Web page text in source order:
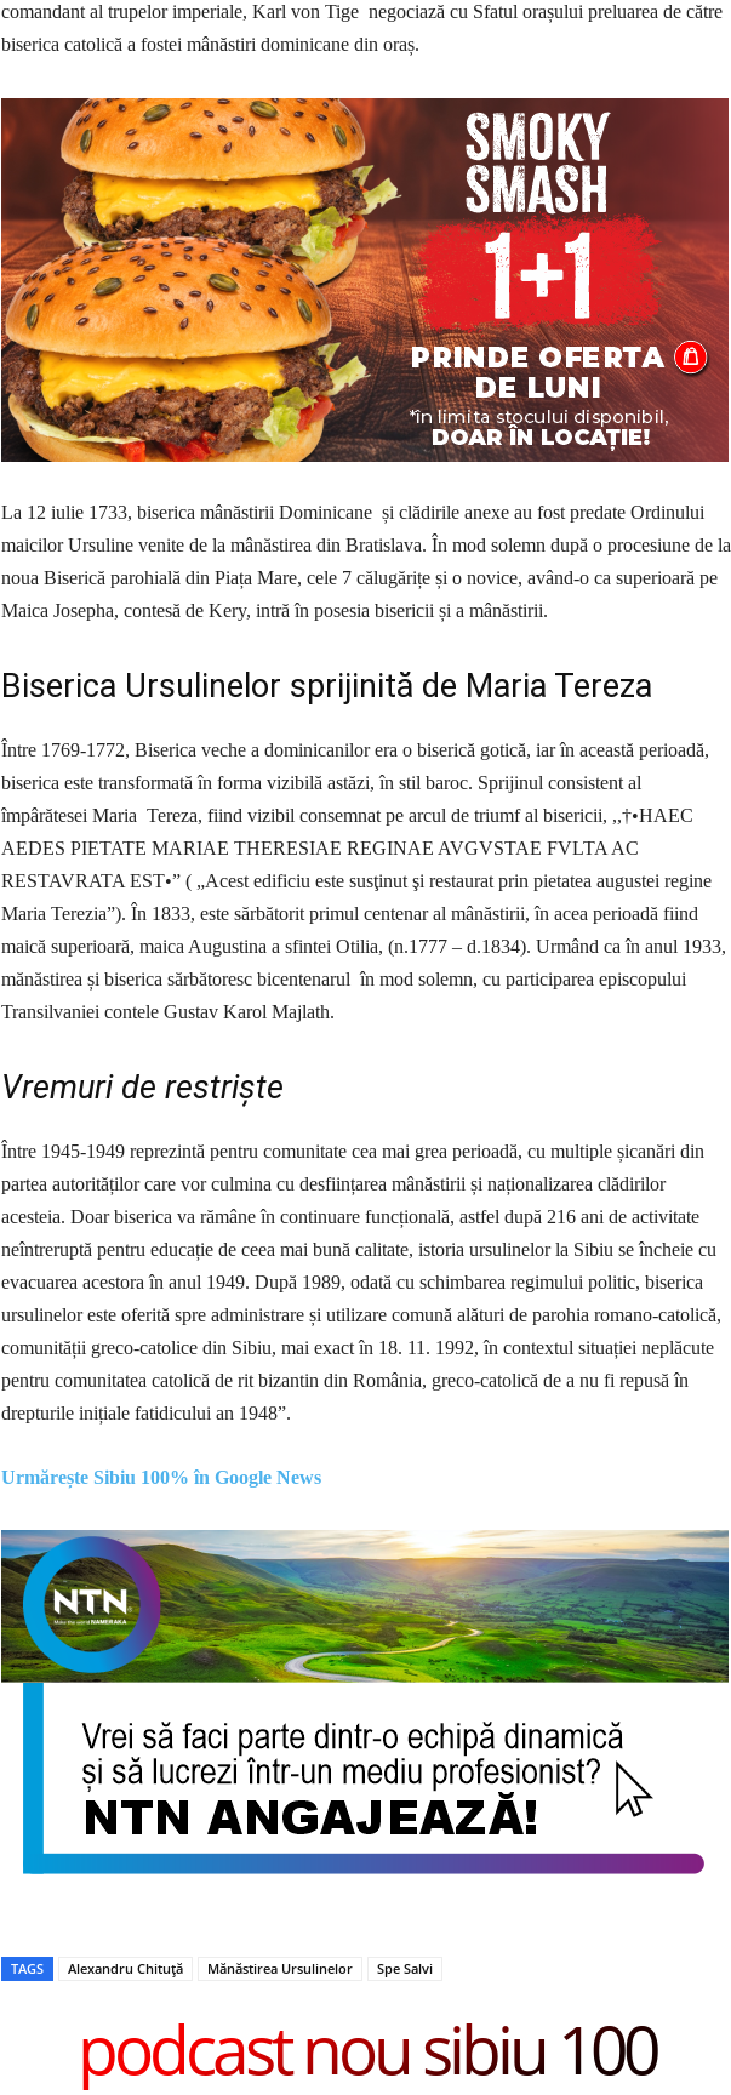
comandant al trupelor imperiale, Karl von Tige negociază cu Sfatul orașului preluarea de către
biserica catolică a fostei mânăstiri dominicane din oraș.
La 12 iulie 1733, biserica mânăstirii Dominicane și clădirile anexe au fost predate Ordinului
maicilor Ursuline venite de la mânăstirea din Bratislava. În mod solemn după o procesiune de la
noua Biserică parohială din Piața Mare, cele 7 călugărițe și o novice, având-o ca superioară pe
Maica Josepha, contesă de Kery, intră în posesia bisericii și a mânăstirii.
Biserica Ursulinelor sprijinită de Maria Tereza
Între 1769-1772, Biserica veche a dominicanilor era o biserică gotică, iar în această perioadă,
biserica este transformată în forma vizibilă astăzi, în stil baroc. Sprijinul consistent al
împârătesei Maria Tereza, fiind vizibil consemnat pe arcul de triumf al bisericii, ,,†•HAEC
AEDES PIETATE MARIAE THERESIAE REGINAE AVGVSTAE FVLTA AC
RESTAVRATA EST•” ( „Acest edificiu este susţinut şi restaurat prin pietatea augustei regine
Maria Terezia”). În 1833, este sărbătorit primul centenar al mânăstirii, în acea perioadă fiind
maică superioară, maica Augustina a sfintei Otilia, (n.1777 – d.1834). Urmând ca în anul 1933,
mănăstirea și biserica sărbătoresc bicentenarul în mod solemn, cu participarea episcopului
Transilvaniei contele Gustav Karol Majlath.
Vremuri de restriște
Între 1945-1949 reprezintă pentru comunitate cea mai grea perioadă, cu multiple șicanări din
partea autorităților care vor culmina cu desființarea mânăstirii și naționalizarea clădirilor
acesteia. Doar biserica va rămâne în continuare funcțională, astfel după 216 ani de activitate
neîntreruptă pentru educație de ceea mai bună calitate, istoria ursulinelor la Sibiu se încheie cu
evacuarea acestora în anul 1949. După 1989, odată cu schimbarea regimului politic, biserica
ursulinelor este oferită spre administrare și utilizare comună alături de parohia romano-catolică,
comunității greco-catolice din Sibiu, mai exact în 18. 11. 1992, în contextul situației neplăcute
pentru comunitatea catolică de rit bizantin din România, greco-catolică de a nu fi repusă în
drepturile inițiale fatidicului an 1948”.
Urmărește Sibiu 100% în Google News
TAGS Alexandru Chituță Mănăstirea Ursulinelor Spe Salvi
podcast nou sibiu 100